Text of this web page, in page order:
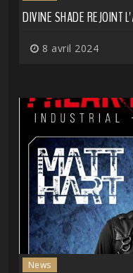
DIVINE SHADE REJOINT
8 avril 2024
News